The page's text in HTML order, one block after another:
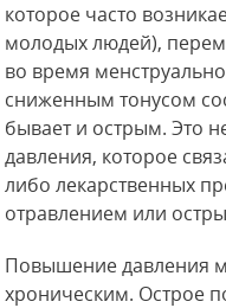
которое часто
молодых людей),
во время
сниженным тонусом
бывает и острым. Это
давления, которое
либо лекарственных
отравлением или
Повышение давления
хроническим. Острое